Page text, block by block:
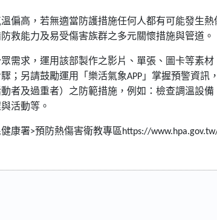
偏高，若無適當防護措施任何人都有可能發生
救能力及易受傷害族群之多元關懷措施與管道。
需求，運用該部製作之影片、單張、圖卡等素
；另請鼓勵運用「樂活氣象APP 」掌握預警資訊
者及過重者）之防範措施，例如：檢查調溫設
活動等。
康署>預防熱傷害衛教專區https://